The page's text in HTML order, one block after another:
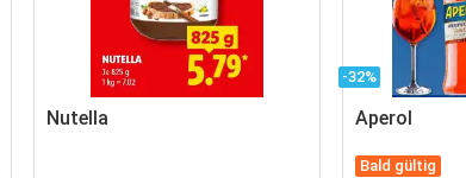
Nutella
-32%
Aperol
Bald gültig